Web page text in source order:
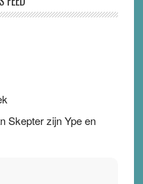
Skepter zijn Ype en